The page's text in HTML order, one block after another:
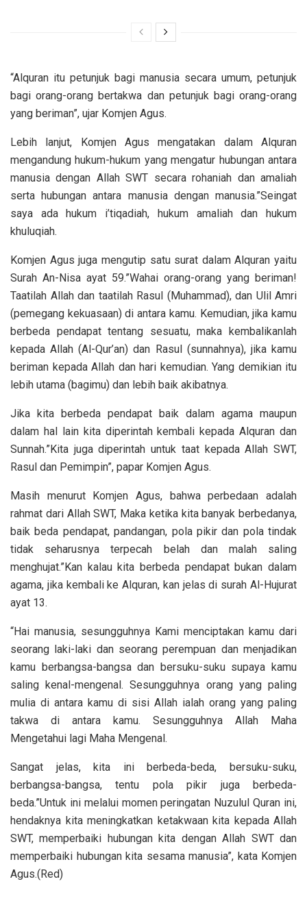
“Alquran itu petunjuk bagi manusia secara umum, petunjuk
bagi orang-orang bertakwa dan petunjuk bagi orang-orang
yang beriman”, ujar Komjen Agus.
Lebih lanjut, Komjen Agus mengatakan dalam Alquran
mengandung hukum-hukum yang mengatur hubungan antara
manusia dengan Allah SWT secara rohaniah dan amaliah
serta hubungan antara manusia dengan manusia.”Seingat
saya ada hukum i’tiqadiah, hukum amaliah dan hukum
khuluqiah.
Komjen Agus juga mengutip satu surat dalam Alquran yaitu
Surah An-Nisa ayat 59.”Wahai orang-orang yang beriman!
Taatilah Allah dan taatilah Rasul (Muhammad), dan Ulil Amri
(pemegang kekuasaan) di antara kamu. Kemudian, jika kamu
berbeda pendapat tentang sesuatu, maka kembalikanlah
kepada Allah (Al-Qur’an) dan Rasul (sunnahnya), jika kamu
beriman kepada Allah dan hari kemudian. Yang demikian itu
lebih utama (bagimu) dan lebih baik akibatnya.
Jika kita berbeda pendapat baik dalam agama maupun
dalam hal lain kita diperintah kembali kepada Alquran dan
Sunnah.”Kita juga diperintah untuk taat kepada Allah SWT,
Rasul dan Pemimpin”, papar Komjen Agus.
Masih menurut Komjen Agus, bahwa perbedaan adalah
rahmat dari Allah SWT, Maka ketika kita banyak berbedanya,
baik beda pendapat, pandangan, pola pikir dan pola tindak
tidak seharusnya terpecah belah dan malah saling
menghujat.”Kan kalau kita berbeda pendapat bukan dalam
agama, jika kembali ke Alquran, kan jelas di surah Al-Hujurat
ayat 13.
“Hai manusia, sesungguhnya Kami menciptakan kamu dari
seorang laki-laki dan seorang perempuan dan menjadikan
kamu berbangsa-bangsa dan bersuku-suku supaya kamu
saling kenal-mengenal. Sesungguhnya orang yang paling
mulia di antara kamu di sisi Allah ialah orang yang paling
takwa di antara kamu. Sesungguhnya Allah Maha
Mengetahui lagi Maha Mengenal.
Sangat jelas, kita ini berbeda-beda, bersuku-suku,
berbangsa-bangsa, tentu pola pikir juga berbeda-
beda.”Untuk ini melalui momen peringatan Nuzulul Quran ini,
hendaknya kita meningkatkan ketakwaan kita kepada Allah
SWT, memperbaiki hubungan kita dengan Allah SWT dan
memperbaiki hubungan kita sesama manusia”, kata Komjen
Agus.(Red)